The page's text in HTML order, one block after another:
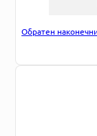
Обратен